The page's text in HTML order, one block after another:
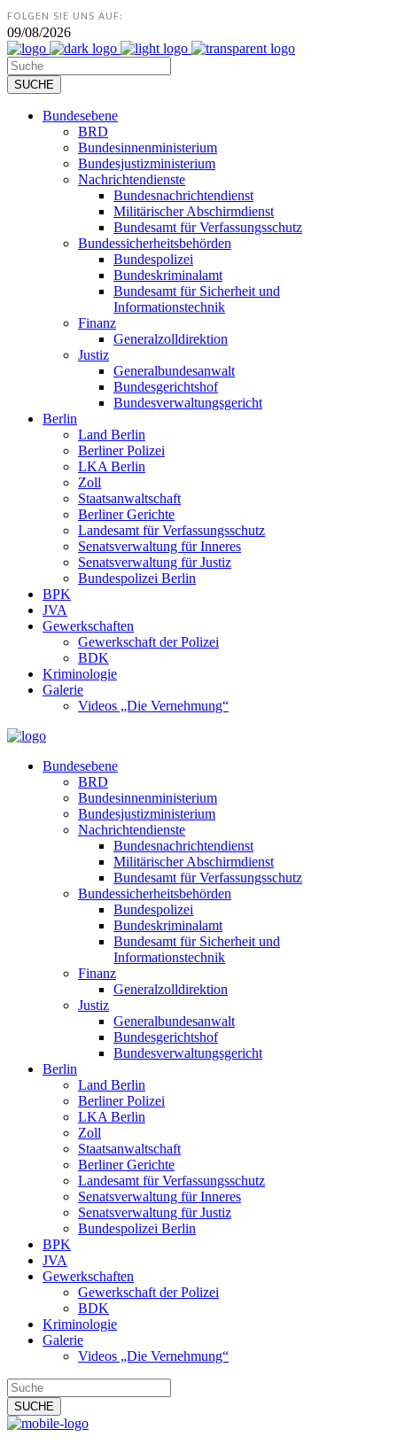
FOLGEN SIE UNS AUF:
09/08/2026
Bundesebene
BRD
Bundesinnenministerium
Bundesjustizministerium
Nachrichtendienste
Bundesnachrichtendienst
Militärischer Abschirmdienst
Bundesamt für Verfassungsschutz
Bundessicherheitsbehörden
Bundespolizei
Bundeskriminalamt
Bundesamt für Sicherheit und
Informationstechnik
Finanz
Generalzolldirektion
Justiz
Generalbundesanwalt
Bundesgerichtshof
Bundesverwaltungsgericht
Berlin
Land Berlin
Berliner Polizei
LKA Berlin
Zoll
Staatsanwaltschaft
Berliner Gerichte
Landesamt für Verfassungsschutz
Senatsverwaltung für Inneres
Senatsverwaltung für Justiz
Bundespolizei Berlin
BPK
JVA
Gewerkschaften
Gewerkschaft der Polizei
BDK
Kriminologie
Galerie
Videos „Die Vernehmung“
Bundesebene
BRD
Bundesinnenministerium
Bundesjustizministerium
Nachrichtendienste
Bundesnachrichtendienst
Militärischer Abschirmdienst
Bundesamt für Verfassungsschutz
Bundessicherheitsbehörden
Bundespolizei
Bundeskriminalamt
Bundesamt für Sicherheit und
Informationstechnik
Finanz
Generalzolldirektion
Justiz
Generalbundesanwalt
Bundesgerichtshof
Bundesverwaltungsgericht
Berlin
Land Berlin
Berliner Polizei
LKA Berlin
Zoll
Staatsanwaltschaft
Berliner Gerichte
Landesamt für Verfassungsschutz
Senatsverwaltung für Inneres
Senatsverwaltung für Justiz
Bundespolizei Berlin
BPK
JVA
Gewerkschaften
Gewerkschaft der Polizei
BDK
Kriminologie
Galerie
Videos „Die Vernehmung“